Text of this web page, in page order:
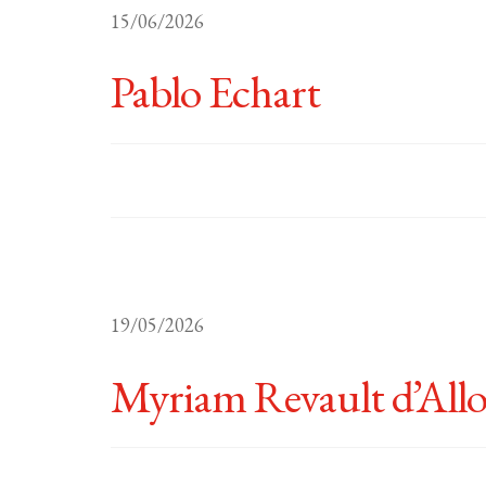
15/06/2026
Pablo Echart
19/05/2026
Myriam Revault